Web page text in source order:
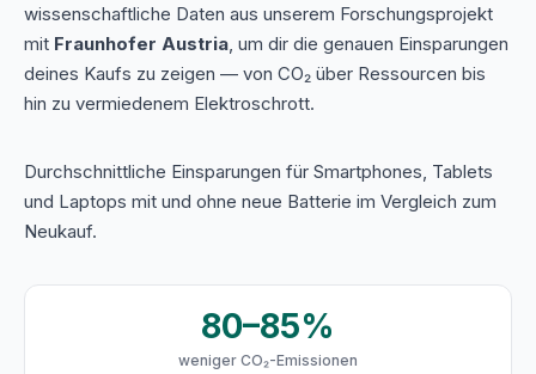
wissenschaftliche Daten aus unserem Forschungsprojekt
mit Fraunhofer Austria, um dir die genauen Einsparungen
deines Kaufs zu zeigen — von CO₂ über Ressourcen bis
hin zu vermiedenem Elektroschrott.
Durchschnittliche Einsparungen für Smartphones, Tablets
und Laptops mit und ohne neue Batterie im Vergleich zum
Neukauf.
80–85%
weniger CO₂-Emissionen